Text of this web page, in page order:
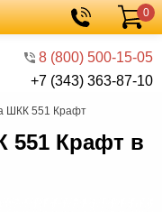
8 (800) 500-15-05
+7 (343) 363-87-10
Корзина
0
ШКК 551 Крафт
551 Крафт в